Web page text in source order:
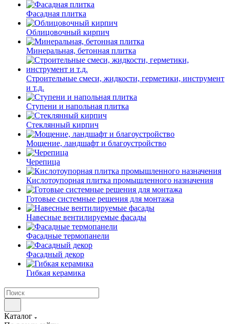
Фасадная плитка
Облицовочный кирпич
Минеральная, бетонная плитка
Строительные смеси, жидкости, герметики, инструмент
и т.д.
Ступени и напольная плитка
Cтеклянный кирпич
Мощение, ландшафт и благоустройство
Черепица
Кислотоупорная плитка промышленного назначения
Готовые системные решения для монтажа
Навесные вентилируемые фасады
Фасадные термопанели
Фасадный декор
Гибкая керамика
Каталог